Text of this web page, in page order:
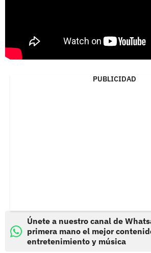
PUBLICIDAD
Únete a nuestro canal de
primera mano el mejor
entretenimiento y música